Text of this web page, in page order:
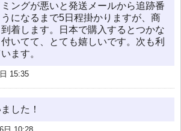
ングが悪いと発送メールから追跡番
になるまで5日程掛かりますが、商
着します。日本で購入するとつかな
いてて、とても嬉しいです。次も利
ます。
15:35
した！